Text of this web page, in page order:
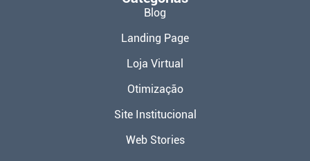
Blog
Landing Page
Loja Virtual
Otimização
Site Institucional
Web Stories